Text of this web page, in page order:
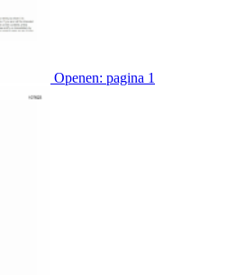
Openen: pagina 1